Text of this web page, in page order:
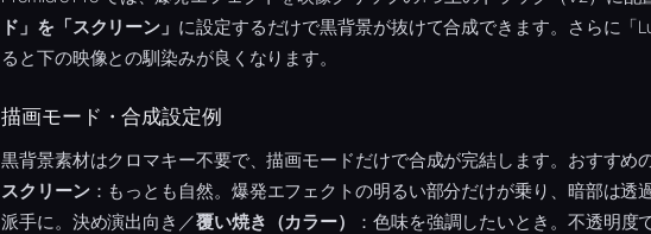
ド」を「スクリーン」 に設定するだけで黒背景が抜けて合成できます。さらに「
ると下の映像との馴染みが良くなります。
描画モード・合成設定例
黒背景素材はクロマキー不要で、描画モードだけで合成が完結します。おすすめ
スクリーン：もっとも自然。爆発エフェクトの明るい部分だけが乗り、暗部は透
派手に。決め演出向き／覆い焼き（カラー）
：色味を強調したいとき。不透明